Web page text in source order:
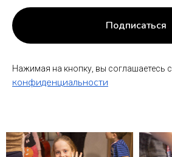
Подписаться
Нажимая на кнопку, вы соглашаетесь c
конфиденциальности